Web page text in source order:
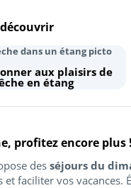
aux plaisirs de
en étang
profitez encore plus !
desséjours du
et faciliter vos vacances.